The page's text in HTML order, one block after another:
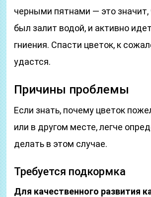
черными пятнами — это значит,
был залит водой, и активно
гниения. Спасти цветок, к
удастся.
Причины проблемы
Если знать, почему цветок
или в другом месте, легче
делать в этом случае.
Требуется подкормка
Для качественного развития